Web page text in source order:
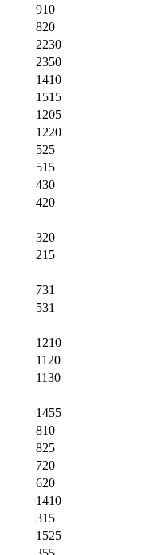
910
820
2230
2350
1410
1515
1205
1220
525
515
430
420
320
215
731
531
1210
1120
1130
1455
810
825
720
620
1410
315
1525